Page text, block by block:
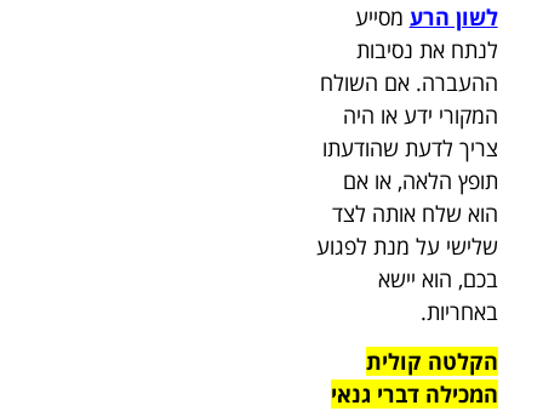
לשון הרע מסייע
לנתח את נסיבות
ההעברה. אם השולח
המקורי ידע או היה
צריך לדעת שהודעתו
תופץ הלאה, או אם
הוא שלח אותה לצד
שלישי על מנת לפגוע
בכם, הוא יישא
באחריות.
הקלטה קולית
המכילה דברי גנאי